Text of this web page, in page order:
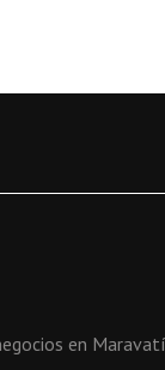
en